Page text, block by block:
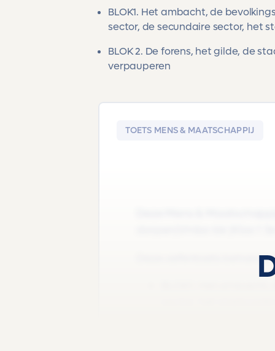
BLOK1. Het ambacht, de
sector, de secundaire sector, het
BLOK 2. De forens, het gilde, de
verpauperen
TOETS MENS & MAATSCHAPPIJ
Deze oefentoets
De forens,